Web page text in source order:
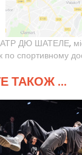
ДЮ ШАТЕЛЕ,
по спортивному
ТАКОЖ ...